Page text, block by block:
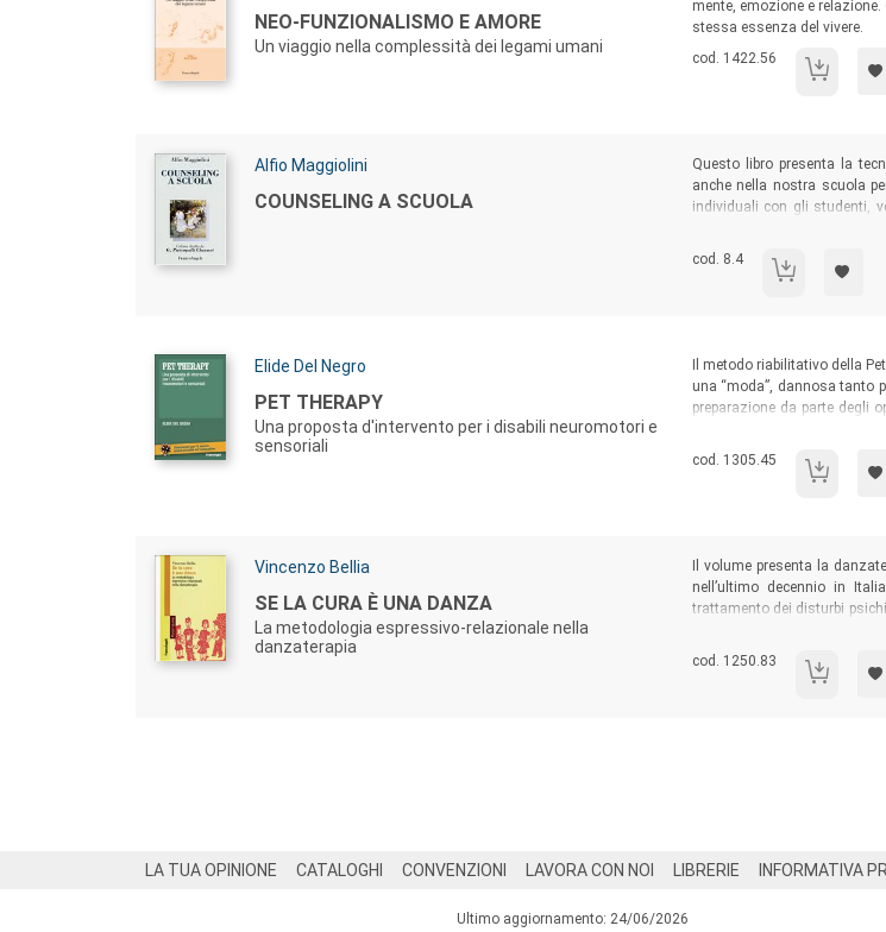
Titolo:
NEO-FUNZIONALISMO E AMORE
Un viaggio nella complessità dei legami umani
mente, emozione e
stessa essenza del vivere.
Codice libro:
cod. 1422.56 Neo-
Autori:
Alfio Maggiolini
Titolo:
COUNSELING A SCUOLA
Sommario:
Questo libro presenta la
anche nella nostra scuola
individuali con gli studenti,
insegnanti. Il volume è
e che vogliono aumentare
ascoltare gli studenti per
Codice libro:
cod. 8.4 Counseling a
Autori:
Elide Del Negro
Titolo:
PET THERAPY
Una proposta d'intervento per i disabili neuromotori e
sensoriali
Sommario:
Il metodo riabilitativo della
una “moda”, dannosa tanto
preparazione da parte degli
permette a operatori e
di questa terapia “naturale”
Codice libro:
cod. 1305.45 Pet Therapy
Autori:
Vincenzo Bellia
Titolo:
SE LA CURA È UNA DANZA
La metodologia espressivo-relazionale nella
danzaterapia
Sommario:
Il volume presenta la
nell’ultimo decennio in
trattamento dei disturbi
nel lavoro interculturale,
infine illustra le strutture e le
Codice libro:
cod. 1250.83 Se la cura è
LA TUA OPINIONE CATALOGHI CONVENZIONI LAVORA CON NOI LIBRERIE INFORMATIVA
Ultimo aggiornamento: 24/06/2026